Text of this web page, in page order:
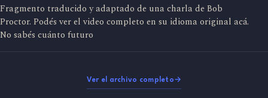
Fragmento traducido y adaptado de una charla de Bob
Proctor. Podés ver el video completo en su idioma original acá.
No sabés cuánto futuro
Ver el archivo completo→